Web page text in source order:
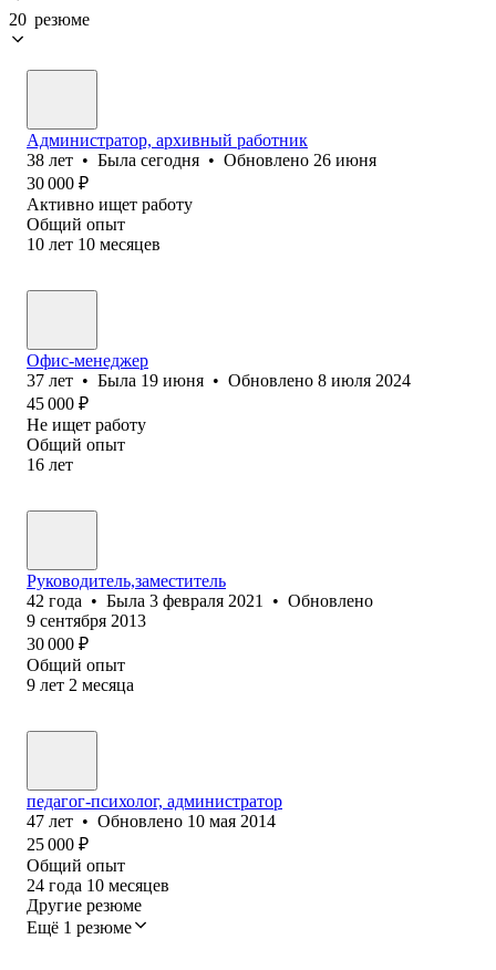
20 резюме
Администратор, архивный работник
38 лет • Была сегодня • Обновлено 26 июня
30 000 ₽
Активно ищет работу
Общий опыт
10 лет 10 месяцев
Офис-менеджер
37 лет • Была 19 июня • Обновлено 8 июля 2024
45 000 ₽
Не ищет работу
Общий опыт
16 лет
Руководитель,заместитель
42 года • Была 3 февраля 2021 • Обновлено
9 сентября 2013
30 000 ₽
Общий опыт
9 лет 2 месяца
педагог-психолог, администратор
47 лет • Обновлено 10 мая 2014
25 000 ₽
Общий опыт
24 года 10 месяцев
Другие резюме
Ещё 1 резюме